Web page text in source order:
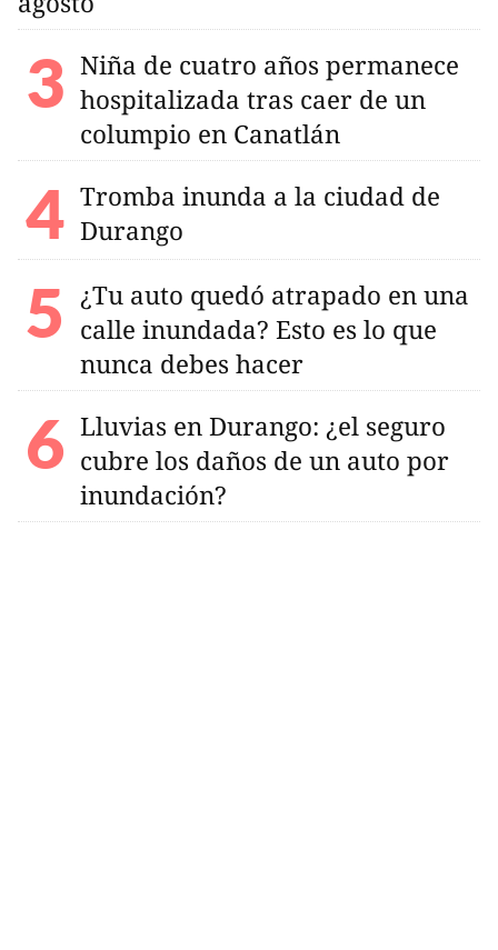
Niña de cuatro años permanece
hospitalizada tras caer de un
columpio en Canatlán
Tromba inunda a la ciudad de
Durango
¿Tu auto quedó atrapado en una
calle inundada? Esto es lo que
nunca debes hacer
Lluvias en Durango: ¿el seguro
cubre los daños de un auto por
inundación?